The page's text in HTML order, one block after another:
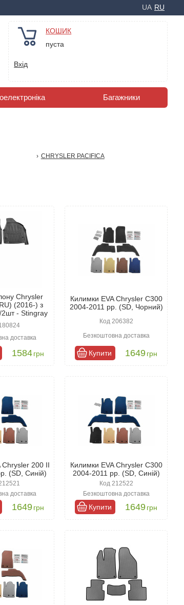
UA RU
КОШИК
пуста
Вхід
Багажники
CHRYSLER PACIFICA
Chrysler
(2016-) з
- Stingray
доставка
1584грн
Килимки EVA Chrysler C300
2004-2011 рр. (SD, Чорний)
Код 206382
Безкоштовна доставка
Купити 1649грн
Chrysler 200 II
(SD, Синій)
доставка
1649грн
Килимки EVA Chrysler C300
2004-2011 рр. (SD, Синій)
Код 212522
Безкоштовна доставка
Купити 1649грн